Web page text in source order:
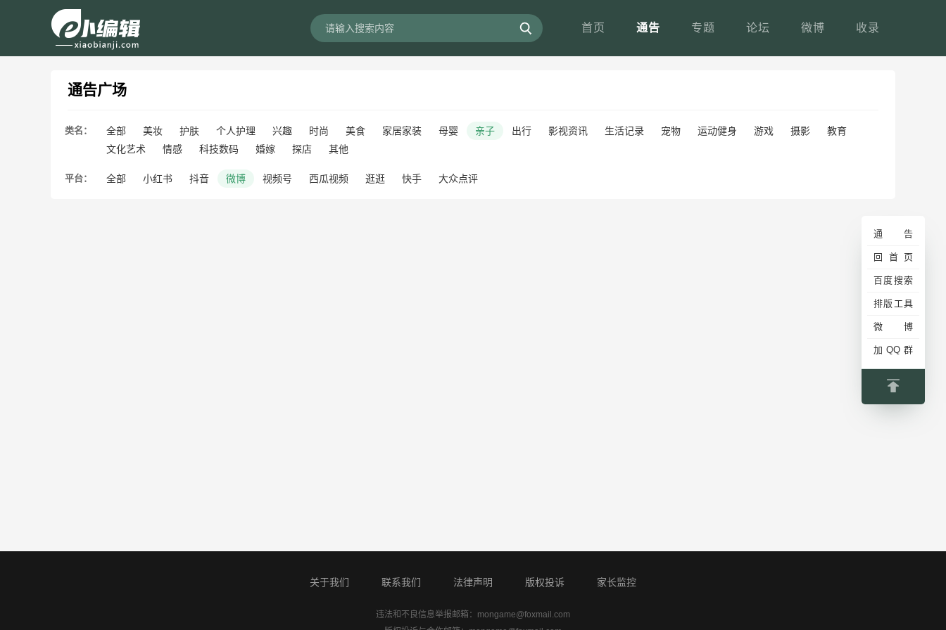
首页 通告 专题 论坛 微博 收录
通告
回首页
百度搜索
排版工具
微博
加QQ群
通告广场
类名： 全部 美妆 护肤 个人护理 兴趣 时尚 美食 家居家装 母婴 亲子 出行 影视资讯 生活记录 宠物 运动健身 游戏 摄影
教育
文化艺术
情感 科技数码 婚嫁 探店 其他
平台： 全部 小红书 抖音 微博 视频号 西瓜视频 逛逛 快手 大众点评
关于我们 联系我们 法律声明 版权投诉 家长监控
违法和不良信息举报邮箱： mongame@foxmail.com